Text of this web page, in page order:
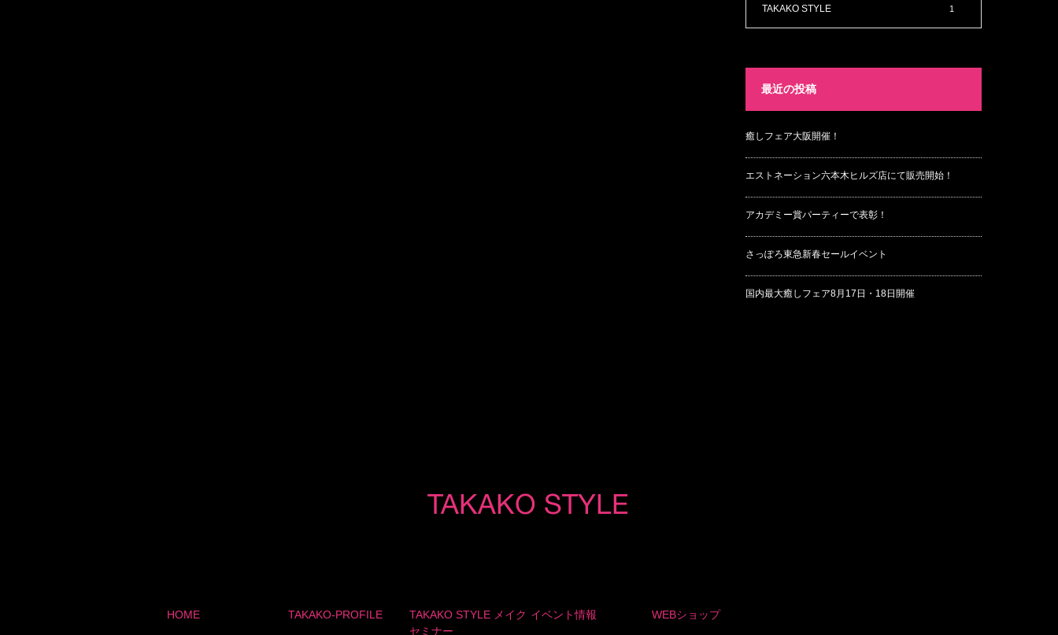
TAKAKO STYLE 1
最近の投稿
癒しフェア大阪開催！
エストネーション六本木ヒルズ店にて販売開始！
アカデミー賞パーティーで表彰！
さっぽろ東急新春セールイベント
国内最大癒しフェア8月17日・18日開催
HOME TAKAKO-PROFILE
TAKAKO STYLE メイク
セミナー
イベント情報 WEBショップ